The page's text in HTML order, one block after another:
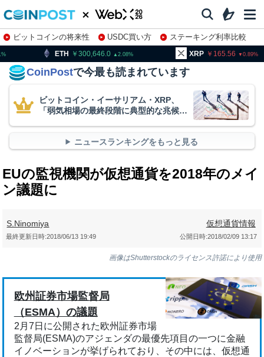
ビットコインの将来性 USDC買い方
ステーキング利率比較
株特集・関連銘柄
2.08 XRP 0.89 BNB
CoinPostで今最も読まれています
ビットコイン・イーサリアム・XRP、
「弱気相場の最終段階に典型的な兆候」
ニュースランキングをもっと見る
EUの監視機関が仮想通貨を2018年のメイ
ン議題に
S.Ninomiya 仮想通貨情報
公開日時:2018/02/09 13:17
最終更新日時:2018/06/13 19:49
画像はShutterstockのライセンス許諾により使用
欧州証券市場監督局
（ESMA）の議題
2月7日に公開された欧州証券市場
監督局(ESMA)のアジェンダの最優先項目の一つに金融
イノベーションが挙げられており、その中には、仮想通